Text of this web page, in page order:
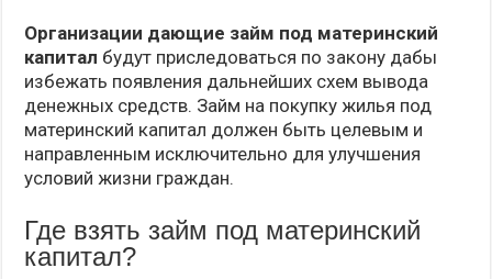
Организации дающие займ под материнский
капитал будут приследоваться по закону дабы
избежать появления дальнейших схем вывода
денежных средств. Займ на покупку жилья под
материнский капитал должен быть целевым и
направленным исключительно для улучшения
условий жизни граждан.
Где взять займ под материнский
капитал?